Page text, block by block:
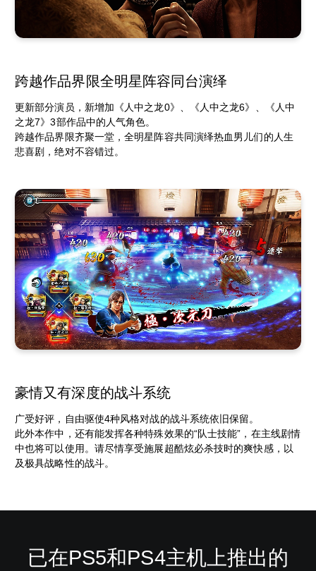
跨越作品界限全明星阵容同台演绎
更新部分演员，新增加《人中之龙0》、《人中之龙6》、《人中
之龙7》3部作品中的人气角色。
跨越作品界限齐聚一堂，全明星阵容共同演绎热血男儿们的人生
悲喜剧，绝对不容错过。
豪情又有深度的战斗系统
广受好评，自由驱使4种风格对战的战斗系统依旧保留。
此外本作中，还有能发挥各种特殊效果的“队士技能”，在主线剧情
中也将可以使用。请尽情享受施展超酷炫必杀技时的爽快感，以
及极具战略性的战斗。
已在PS5和PS4主机上推出的